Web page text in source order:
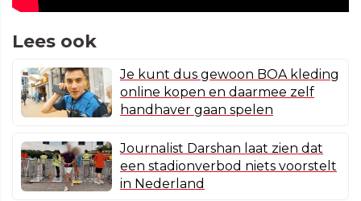
Lees ook
Je kunt dus gewoon BOA kleding
online kopen en daarmee zelf
handhaver gaan spelen
Journalist Darshan laat zien dat
een stadionverbod niets voorstelt
in Nederland